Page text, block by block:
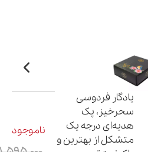
یادگار فردوسی
سحرخیز، پک
هدیه‌ای درجه یک
متشکل از بهترین و
ناموجود